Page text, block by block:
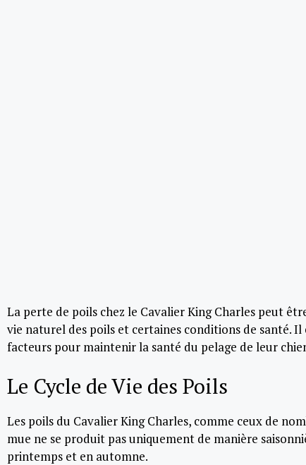
La perte de poils chez le Cavalier King Charles peut
vie naturel des poils et certaines conditions de santé.
facteurs pour maintenir la santé du pelage de leur
Le Cycle de Vie des Poils
Les poils du Cavalier King Charles, comme ceux de
mue ne se produit pas uniquement de manière
printemps et en automne.